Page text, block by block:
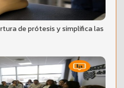
de prótesis y simplifica las